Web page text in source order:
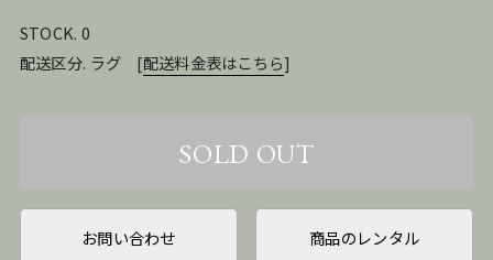
STOCK. 0
配送区分. ラグ [配送料金表はこちら]
お問い合わせ 商品のレンタル